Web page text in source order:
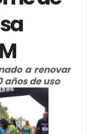
a renovar
de uso